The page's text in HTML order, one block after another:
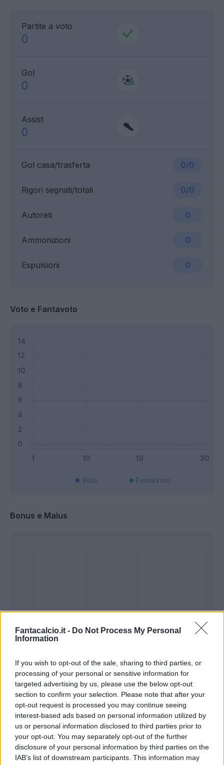
Fantacalcio.it - Do Not Process My Personal
Information
If you wish to opt-out of the sale, sharing to third parties, or
processing of your personal or sensitive information for
targeted advertising by us, please use the below opt-out
section to confirm your selection. Please note that after your
opt-out request is processed you may continue seeing
interest-based ads based on personal information utilized by
us or personal information disclosed to third parties prior to
your opt-out. You may separately opt-out of the further
disclosure of your personal information by third parties on the
IAB’s list of downstream participants. This information may
Partite a voto
0
Gol
0
Assist
0
Gol casa/trasferta 0/0
Ammonizioni 0
Rigori segnati/totali 0/0
Espulsioni 0
Autoreti 0
Voto e Fantavoto
Bonus e Malus
Bonus Malus
Presenze a
voto